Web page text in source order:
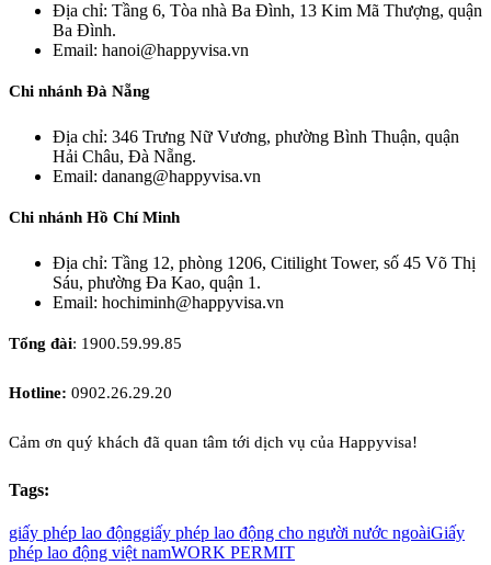
Địa chỉ: Tầng 6, Tòa nhà Ba Đình, 13 Kim Mã Thượng, quận
Ba Đình.
Email: hanoi@happyvisa.vn
Chi nhánh Đà Nẵng
Địa chỉ: 346 Trưng Nữ Vương, phường Bình Thuận, quận
Hải Châu, Đà Nẵng.
Email: danang@happyvisa.vn
Chi nhánh Hồ Chí Minh
Địa chỉ: Tầng 12, phòng 1206, Citilight Tower, số 45 Võ Thị
Sáu, phường Đa Kao, quận 1.
Email: hochiminh@happyvisa.vn
Tổng đài: 1900.59.99.85
Hotline: 0902.26.29.20
Cảm ơn quý khách đã quan tâm tới dịch vụ của Happyvisa!
Tags:
giấy phép lao độnggiấy phép lao động cho người nước ngoàiGiấy
phép lao động việt namWORK PERMIT